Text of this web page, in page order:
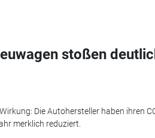
stoßen
Die Autohersteller haben ihren
merklich reduziert.